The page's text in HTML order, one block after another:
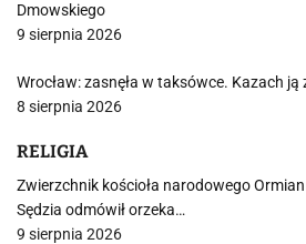
Dmowskiego
9 sierpnia 2026
Wrocław: zasnęła w taksówce. Kazach ją
8 sierpnia 2026
RELIGIA
Zwierzchnik kościoła narodowego
Sędzia odmówił orzeka…
9 sierpnia 2026